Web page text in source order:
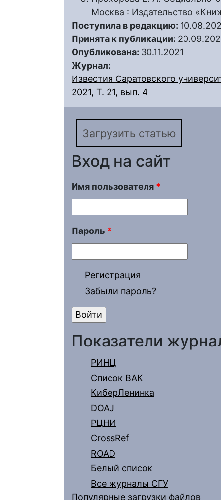
Москва : Издательство
Поступила в редакцию:
Принята к публикации:
Опубликована: 30.11.2021
Журнал:
Известия Саратовского
2021, Т. 21, вып. 4
Загрузить статью
Вход на сайт
Имя пользователя *
Пароль *
Регистрация
Забыли пароль?
Показатели
РИНЦ
Список ВАК
КиберЛенинка
DOAJ
РЦНИ
CrossRef
ROAD
Белый список
Все журналы СГУ
Популярные загрузки файлов